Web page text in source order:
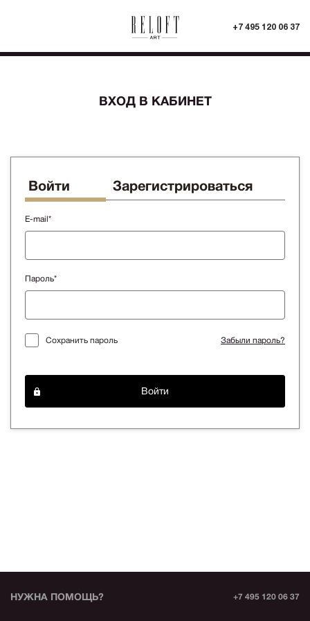
+7 495 120 06 37
ВХОД В КАБИНЕТ
Войти Зарегистрироваться
E-mail*
Пароль*
Сохранить пароль Забыли пароль?
Войти
НУЖНА ПОМОЩЬ? +7 495 120 06 37